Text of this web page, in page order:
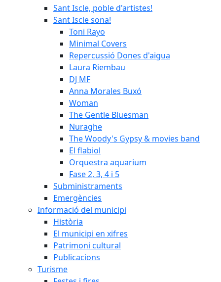
Sant Iscle, poble d'artistes!
Sant Iscle sona!
Toni Rayo
Minimal Covers
Repercussió Dones d'aigua
Laura Riembau
DJ MF
Anna Morales Buxó
Woman
The Gentle Bluesman
Nuraghe
The Woody's Gypsy & movies band
El flabiol
Orquestra aquarium
Fase 2, 3, 4 i 5
Subministraments
Emergències
Informació del municipi
Història
El municipi en xifres
Patrimoni cultural
Publicacions
Turisme